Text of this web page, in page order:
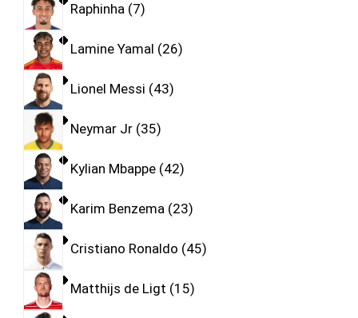
Raphinha 7
Lamine Yamal 26
Lionel Messi 43
Neymar Jr 35
Kylian Mbappe 42
Karim Benzema 23
Cristiano Ronaldo 45
Matthijs de Ligt 15